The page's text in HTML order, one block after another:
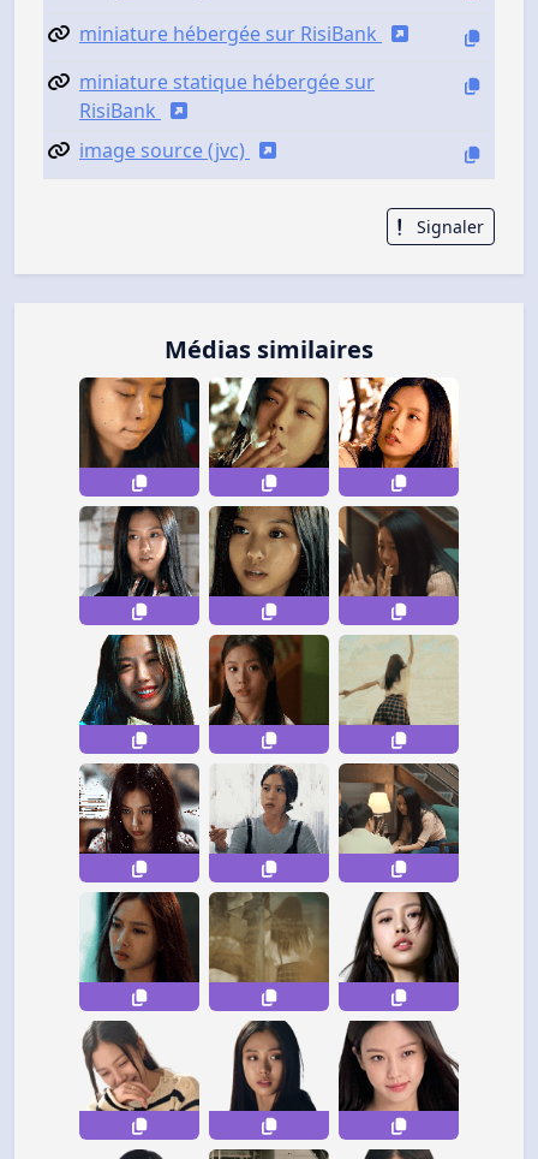
miniature hébergée sur RisiBank
miniature statique hébergée sur
RisiBank
image source (jvc)
Signaler
Médias similaires